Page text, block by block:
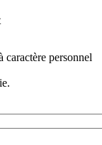
caractère personnel